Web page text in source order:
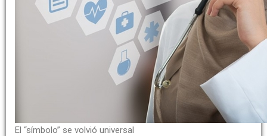
El “símbolo” se volvió universal